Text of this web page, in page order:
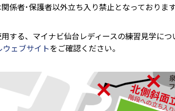
係者･保護者以外立ち入り禁止となっておりま
する、マイナビ仙台レディースの練習見学に
ェブサイトをご確認ください。